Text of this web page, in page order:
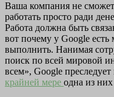
Ваша компания не
работать просто ради
Работа должна быть
вот почему у Google
выполнить. Нанимая
поиск по всей мировой
всем», Google
крайней мере одна из